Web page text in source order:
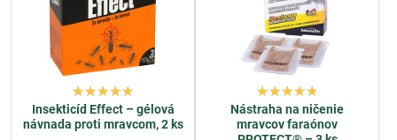
Insekticíd Effect – gélová
návnada proti mravcom, 2 ks
Nástraha na ničenie
mravcov faraónov